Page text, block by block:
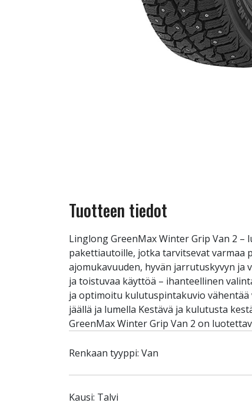
Tuotteen tiedot
Linglong GreenMax Winter Grip Van 2
pakettiautoille, jotka tarvitsevat varmaa
ajomukavuuden, hyvän jarrutuskyvyn ja
ja toistuvaa käyttöä – ihanteellinen
ja optimoitu kulutuspintakuvio
jäällä ja lumella Kestävä ja kulutusta
GreenMax Winter Grip Van 2 on
Renkaan tyyppi: Van
Kausi: Talvi